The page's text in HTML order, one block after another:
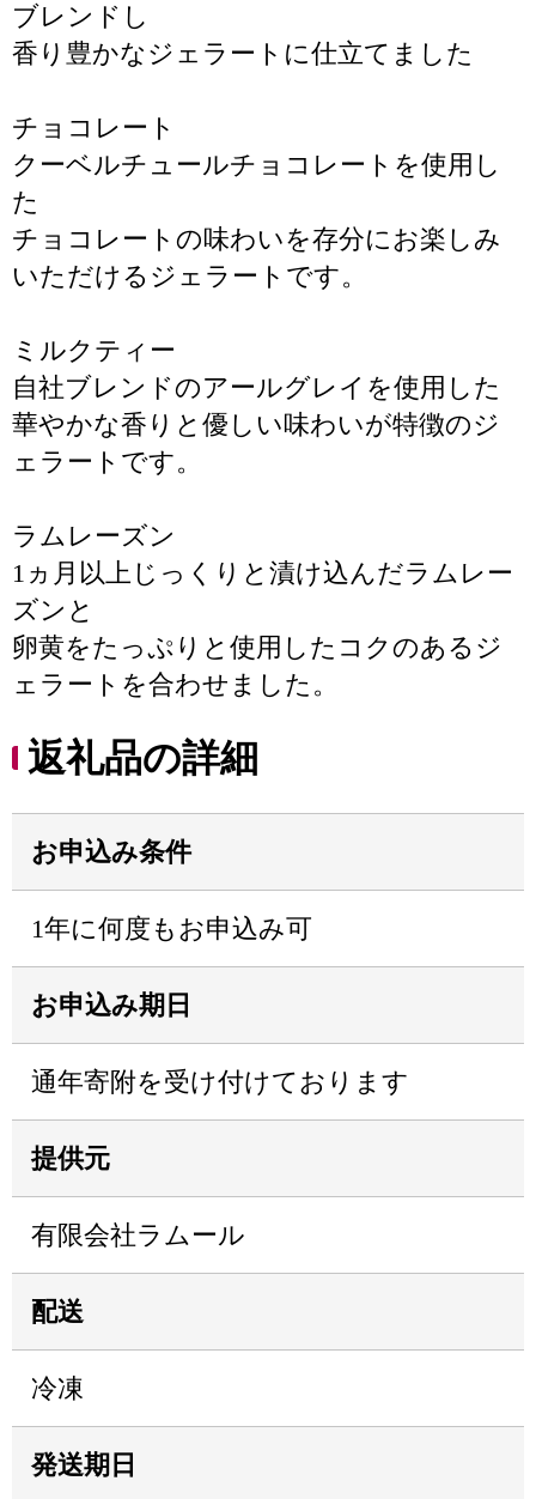
ブレンドし
香り豊かなジェラートに仕立てました
チョコレート
クーベルチュールチョコレートを使用し
た
チョコレートの味わいを存分にお楽しみ
いただけるジェラートです。
ミルクティー
自社ブレンドのアールグレイを使用した
華やかな香りと優しい味わいが特徴のジ
ェラートです。
ラムレーズン
1ヵ月以上じっくりと漬け込んだラムレー
ズンと
卵黄をたっぷりと使用したコクのあるジ
ェラートを合わせました。
返礼品の詳細
お申込み条件
1年に何度もお申込み可
お申込み期日
通年寄附を受け付けております
提供元
有限会社ラムール
配送
冷凍
発送期日